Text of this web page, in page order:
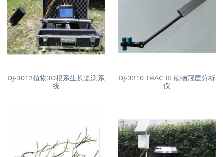
DJ-3012植物3D根系生长监测系
统
DJ-3210 TRAC Ⅲ 植物冠层分析
仪